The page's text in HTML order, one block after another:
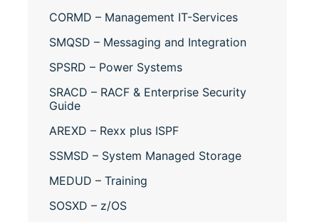
CORMD – Management IT-Services
SMQSD – Messaging and Integration
SPSRD – Power Systems
SRACD – RACF & Enterprise Security
Guide
AREXD – Rexx plus ISPF
SSMSD – System Managed Storage
MEDUD – Training
SOSXD – z/OS